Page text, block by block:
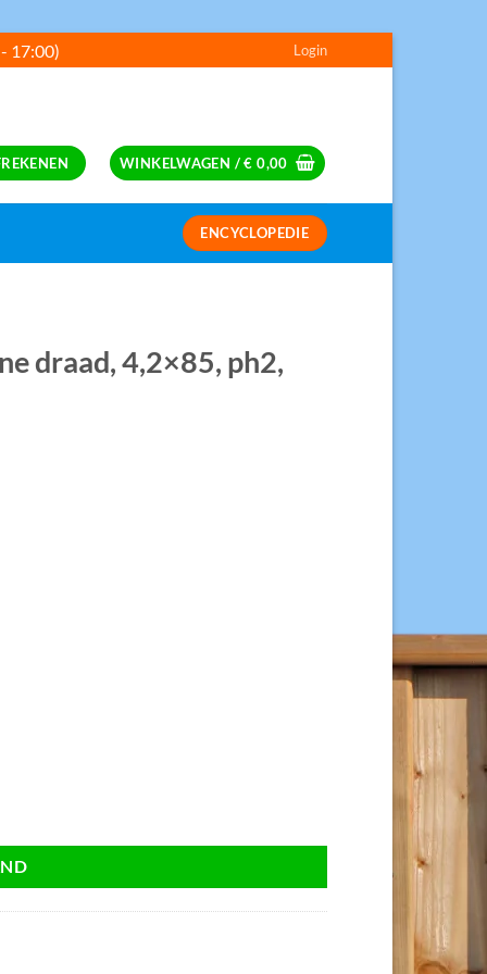
17:00) Login
WINKELWAGEN /€ 0,00
ENCYCLOPEDIE
draad, 4,2×85, ph2,